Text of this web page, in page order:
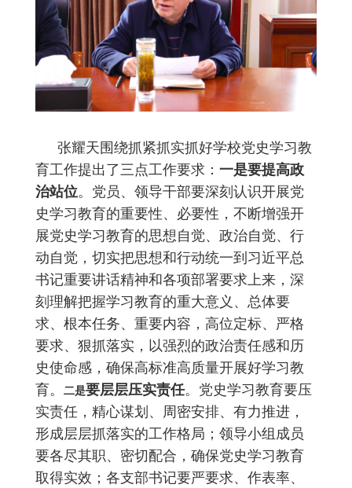
张耀天围绕抓紧抓实抓好学校党史学习教
育工作提出了三点工作要求： 一是要提高政
治站位。党员、领导干部要深刻认识开展党
史学习教育的重要性、必要性，不断增强开
展党史学习教育的思想自觉、政治自觉、行
动自觉，切实把思想和行动统一到习近平总
书记重要讲话精神和各项部署要求上来，深
刻理解把握学习教育的重大意义、总体要
求、根本任务、重要内容，高位定标、严格
要求、狠抓落实，以强烈的政治责任感和历
史使命感，确保高标准高质量开展好学习教
育。
二是要层层压实责任。党史学习教育要压
实责任，精心谋划、周密安排、有力推进，
形成层层抓落实的工作格局；领导小组成员
要各尽其职、密切配合，确保党史学习教育
取得实效；各支部书记要严要求、作表率、